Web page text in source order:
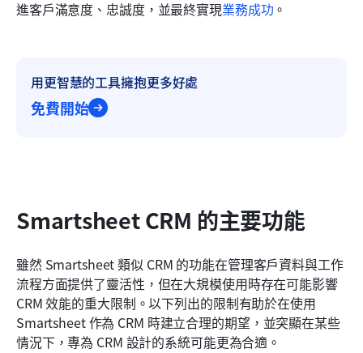
進客戶滿意度、忠誠度，並最終實現業務成功 。
用更智慧的工具擁抱更多好處
免費開始
Smartsheet CRM 的主要功能
雖然 Smartsheet 類似 CRM 的功能在管理客戶資料與工作
流程方面提供了靈活性，但在大規模使用時存在可能影響
CRM 效能的重大限制。以下列出的限制有助於在使用
Smartsheet 作為 CRM 時建立合理的期望，並突顯在某些
情況下，專為 CRM 設計的系統可能更為合適。